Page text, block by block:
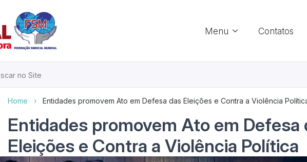
Menu Contatos
Home › Entidades promovem Ato em Defesa das Eleições e Contra a Violência
Entidades promovem Ato em Defesa
Eleições e Contra a Violência Política